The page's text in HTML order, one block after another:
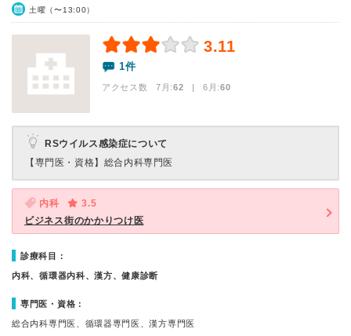
土曜（〜13:00）
3.11
1件
アクセス数 7月:62 | 6月:60
RSウイルス感染症について
【専門医・資格】 総合内科専門医
内科
3.5
ビジネス街のかかりつけ医
診療科目：
内科、循環器内科、漢方、健康診断
専門医・資格：
総合内科専門医、循環器専門医、漢方専門医